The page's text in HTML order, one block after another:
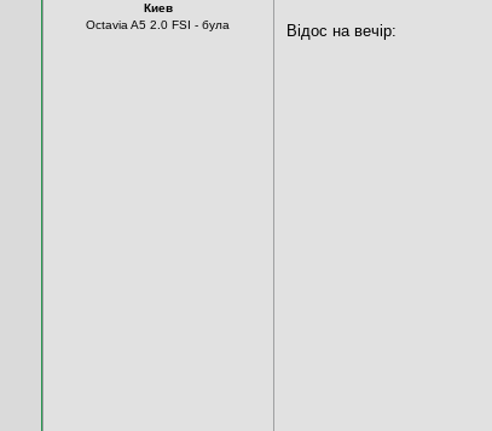
Киев
Octavia A5 2.0 FSI - була
Відос на вечір: